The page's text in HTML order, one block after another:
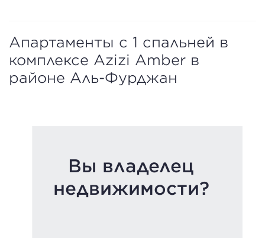
Апартаменты с 1 спальней в
комплексе Azizi Amber в
районе Аль-Фурджан
Вы владелец
недвижимости?